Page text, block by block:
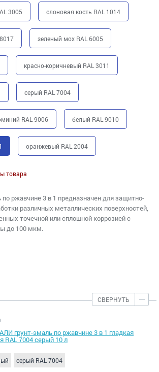
3005 слоновая кость RAL 1014
зеленый мох RAL 6005
красно-коричневый RAL 3011
серый RAL 7004
RAL 9006 белый RAL 9010
оранжевый RAL 2004
товара
ржавчине 3 в 1 предназначен для защитно-
различных металлических поверхностей,
точечной или сплошной коррозией c
до 100 мкм.
СВЕРНУТЬ
грунт-эмаль по ржавчине 3 в 1 гладкая
RAL 7004 серый 10 л
серый RAL 7004